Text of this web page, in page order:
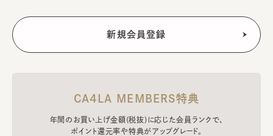
CA4LA MEMBERS特典
年間のお買い上げ金額(税抜)に応じた会員ランクで、
ポイント還元率や特典がアップグレード。